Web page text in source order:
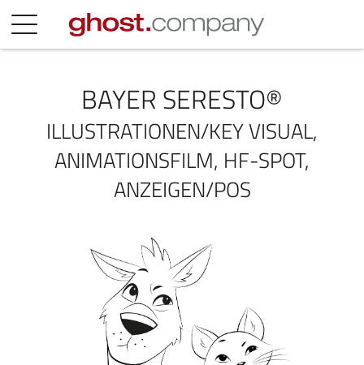
BAYER SERESTO®
ILLUSTRATIONEN/KEY VISUAL,
ANIMATIONSFILM, HF-SPOT,
ANZEIGEN/POS